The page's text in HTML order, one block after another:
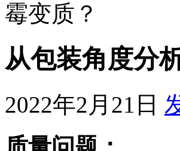
霉变质？
从包装角度分
2022年2月21日